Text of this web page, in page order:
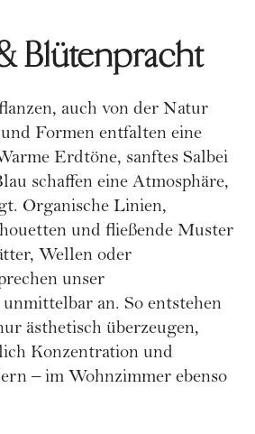
Blütenpracht
auch von der Natur
Formen entfalten eine
Erdtöne, sanftes Salbei
schaffen eine Atmosphäre,
Organische Linien,
und fließende Muster
Wellen oder
unser
an. So entstehen
ästhetisch überzeugen,
Konzentration und
– im Wohnzimmer ebenso